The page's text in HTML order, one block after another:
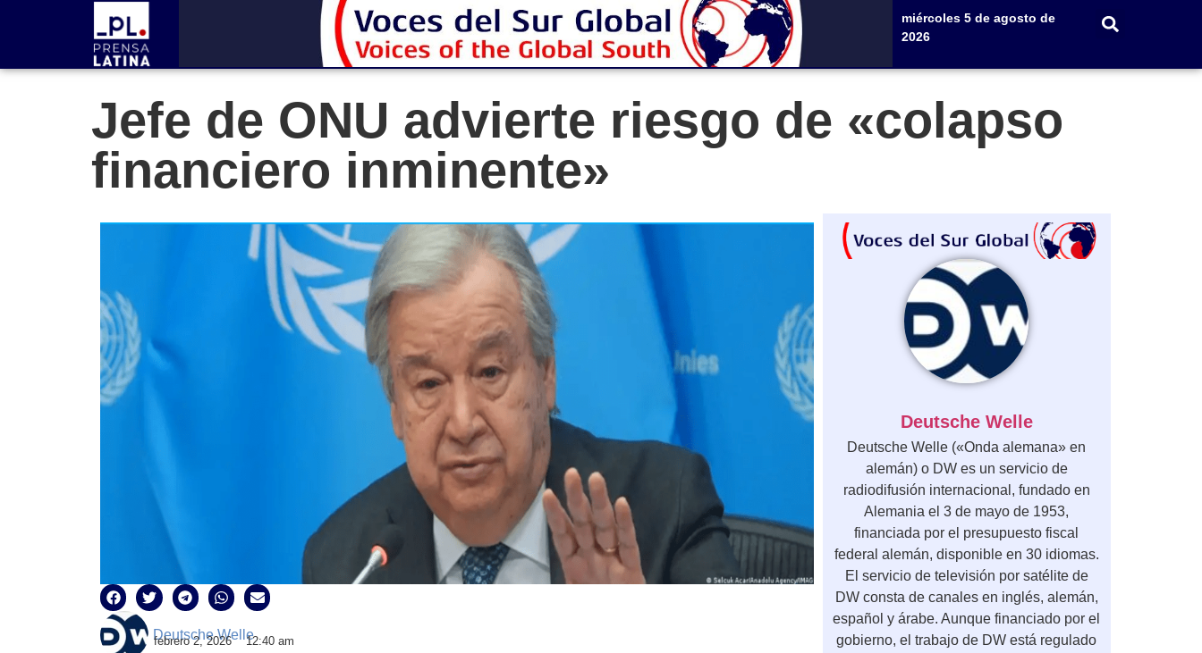
miércoles 5 de agosto de
2026
Jefe de ONU advierte riesgo de «colapso
financiero inminente»
Deutsche Welle
febrero 2, 2026 12:40 am
Deutsche Welle
Deutsche Welle («Onda alemana» en
alemán) o DW es un servicio de
radiodifusión internacional, fundado en
Alemania el 3 de mayo de 1953,
financiada por el presupuesto fiscal
federal alemán, disponible en 30 idiomas.
El servicio de televisión por satélite de
DW consta de canales en inglés, alemán,
español y árabe. Aunque financiado por el
gobierno, el trabajo de DW está regulado